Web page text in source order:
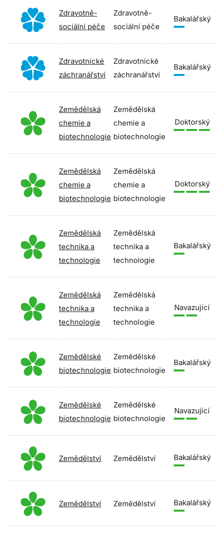
Zdravotně-
sociální péče
Zdravotně-
sociální péče
Bakalářský
Zdravotnické
záchranářství
Zdravotnické
záchranářství
Bakalářský
Zemědělská
chemie a
biotechnologie
Zemědělská
chemie a
biotechnologie
Doktorský
Zemědělská
chemie a
biotechnologie
Zemědělská
chemie a
biotechnologie
Doktorský
Zemědělská
technika a
technologie
Zemědělská
technika a
technologie
Bakalářský
Zemědělská
technika a
technologie
Zemědělská
technika a
technologie
Navazující
Zemědělské
biotechnologie
Zemědělské
biotechnologie
Bakalářský
Zemědělské
biotechnologie
Zemědělské
biotechnologie
Navazující
Zemědělství Zemědělství Bakalářský
Zemědělství Zemědělství Bakalářský